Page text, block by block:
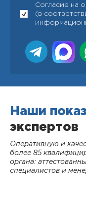
Согласие на
(в
Наши
экспертов
Оперативную и
более 85
органа:
специалистов и